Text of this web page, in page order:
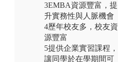
3EMBA資源豐富，提
升實務性與人脈機會
4歷年校友多，校友資
源豐富
5提供企業實習課程，
讓同學於在學期間可